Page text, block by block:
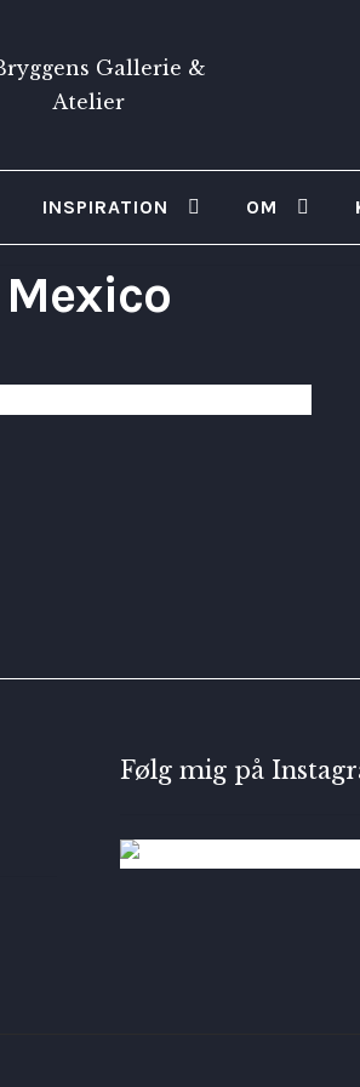
INSPIRATION OM
Mexico
5,100kr.
Følg mig på